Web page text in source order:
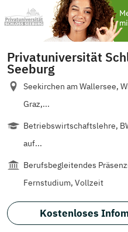
Privatuniversität
Seeburg
Seekirchen am Wallersee,
Graz,...
Betriebswirtschaftslehre,
auf...
Berufsbegleitendes
Fernstudium, Vollzeit
Kostenloses